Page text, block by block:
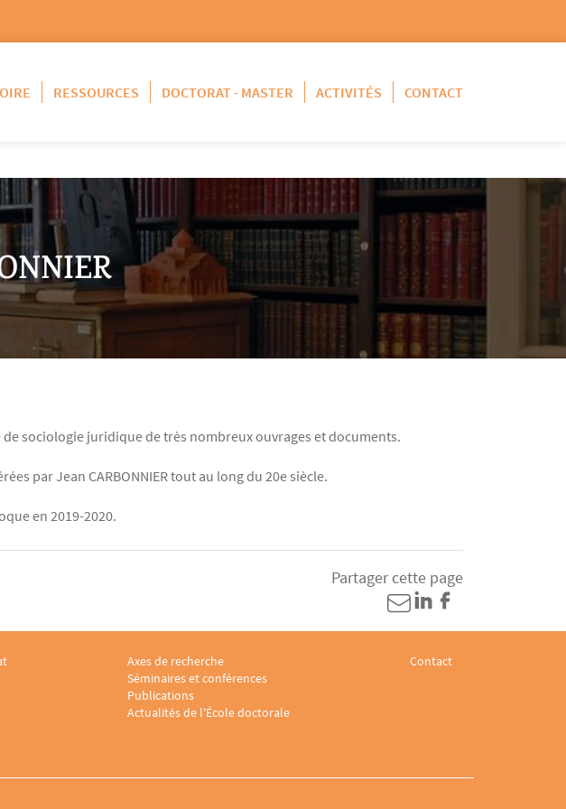
RESSOURCES DOCTORAT - MASTER ACTIVITÉS CONTACT
sociologie juridique de très nombreux ouvrages et documents.
par Jean CARBONNIER tout au long du 20e siècle.
en 2019-2020.
Partager cette page
Laboratoire sociologie juridique 3
Menu footer Laboratoire sociologie juridique 4
Axes de recherche
Séminaires et conférences
Publications
Actualités de l'École doctorale
Menu footer Laboratoire
Contact